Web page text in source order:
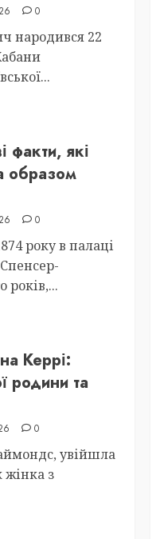
0
народився 22
факти, які
образом
0
року в палаці
років,...
Керрі:
родини та
0
увійшла
з